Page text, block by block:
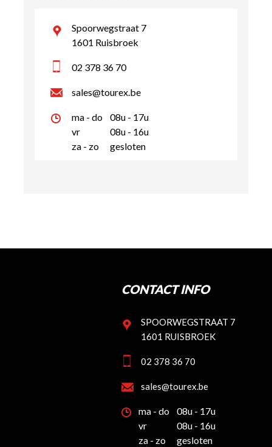
Spoorwegstraat 7
1601 Ruisbroek
02 378 36 70
sales@tourex.be
ma - do
08u - 17u
vr
08u - 16u
za - zo
gesloten
CONTACT INFO
SPOORWEGSTRAAT 7
1601 RUISBROEK
02 378 36 70
sales@tourex.be
ma - do
08u - 17u
vr
08u - 16u
za - zo
gesloten